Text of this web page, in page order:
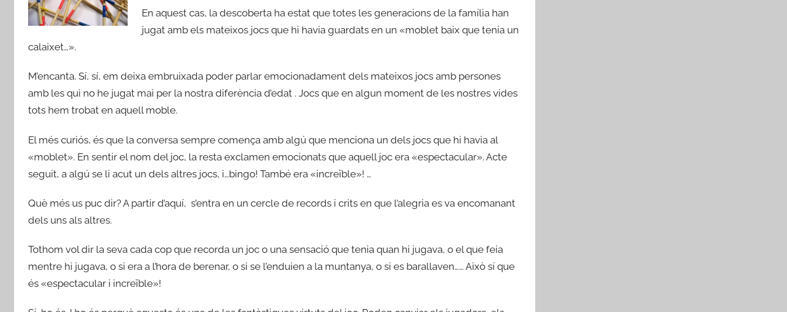
En aquest cas, la descoberta ha estat que totes les generacions de la família han
jugat amb els mateixos jocs que hi havia guardats en un «moblet baix que tenia un
calaixet…».
M’encanta. Sí, sí, em deixa embruixada poder parlar emocionadament dels mateixos jocs amb persones
amb les qui no he jugat mai per la nostra diferència d’edat . Jocs que en algun moment de les nostres vides
tots hem trobat en aquell moble.
El més curiós, és que la conversa sempre comença amb algú que menciona un dels jocs que hi havia al
«moblet». En sentir el nom del joc, la resta exclamen emocionats que aquell joc era «espectacular». Acte
seguit, a algú se li acut un dels altres jocs, i…bingo! També era «increïble»! …
Què més us puc dir? A partir d’aquí, s’entra en un cercle de records i crits en que l’alegria es va encomanant
dels uns als altres.
Tothom vol dir la seva cada cop que recorda un joc o una sensació que tenia quan hi jugava, o el que feia
mentre hi jugava, o si era a l’hora de berenar, o si se l’enduien a la muntanya, o si es barallaven…… Això sí que
és «espectacular i increïble»!